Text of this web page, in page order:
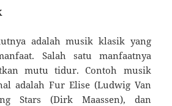
adalah musik klasik yang
Salah satu manfaatnya
mutu tidur. Contoh musik
adalah Fur Elise (Ludwig Van
Stars (Dirk Maassen), dan